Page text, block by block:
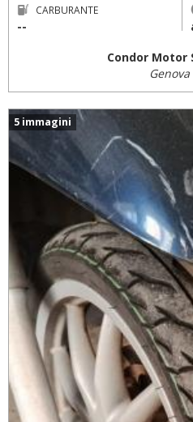
CARBURANTE
--
Condor Motor
Genova
5 immagini